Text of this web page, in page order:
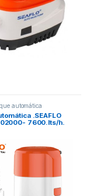
automática
.SEAFLO
7600.lts/h.